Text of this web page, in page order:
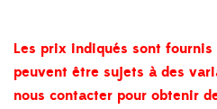
Les prix indiqués sont
peuvent être sujets à des
nous contacter pour obtenir